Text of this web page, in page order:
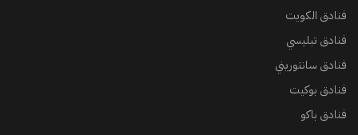
فنادق الكويت
فنادق تبليسي
فنادق سانتوريني
فنادق بوكيت
فنادق باكو